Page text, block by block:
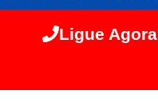
Ligue Agora